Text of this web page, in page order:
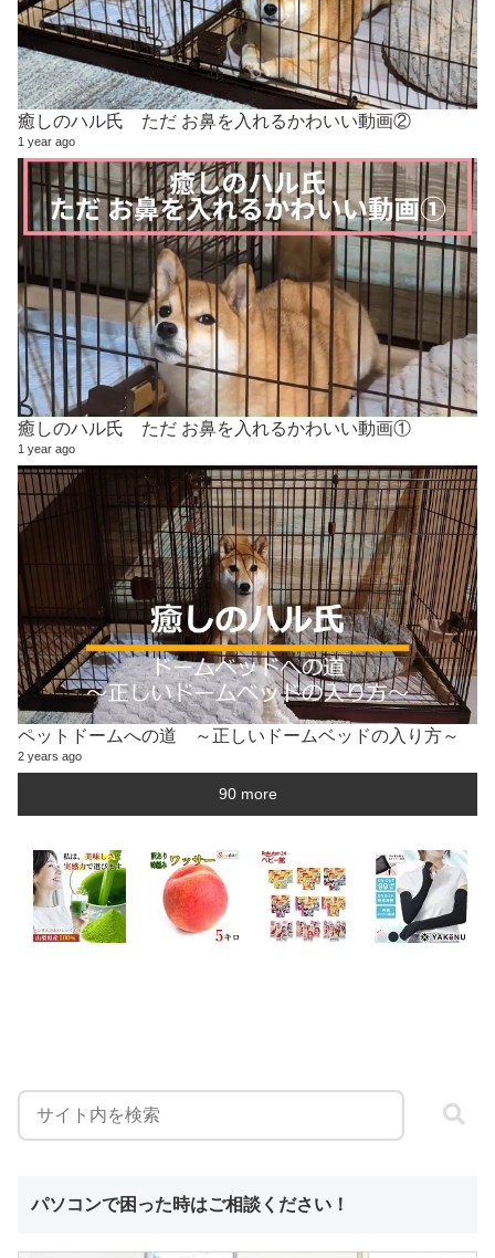
癒しのハル氏 ただ お鼻を入れるかわいい動画②
1 year ago
癒しのハル氏 ただ お鼻を入れるかわいい動画①
1 year ago
ペットドームへの道 ～正しいドームベッドの入り方～
2 years ago
90 more
パソコンで困った時はご相談ください！